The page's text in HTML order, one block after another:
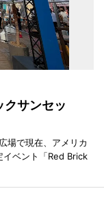
クサンセッ
場で現在、アメリカ
イベント「Red Brick